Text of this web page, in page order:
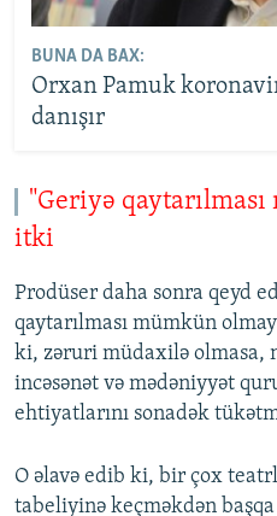
BUNA DA BAX:
Orxan Pamuk
danışır
"Geriyə
itki
Prodüser daha sonra qeyd
qaytarılması mümkün
ki, zəruri müdaxilə olmasa,
incəsənət və mədəniyyət
ehtiyatlarını sonadək
O əlavə edib ki, bir çox
tabeliyinə keçməkdən